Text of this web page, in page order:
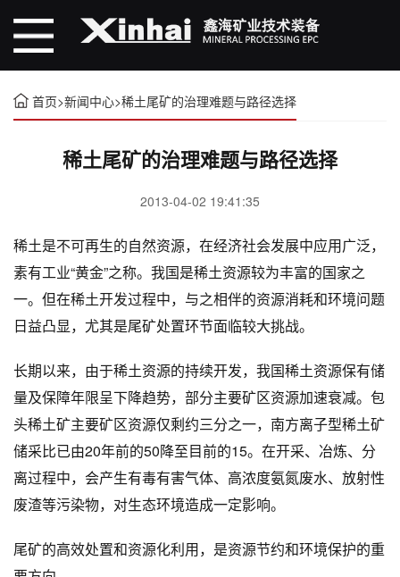
首页>新闻中心>稀土尾矿的治理难题与路径选择
稀土尾矿的治理难题与路径选择
2013-04-02 19:41:35
稀土是不可再生的自然资源，在经济社会发展中应用广泛，
素有工业“黄金”之称。我国是稀土资源较为丰富的国家之
一。但在稀土开发过程中，与之相伴的资源消耗和环境问题
日益凸显，尤其是尾矿处置环节面临较大挑战。
长期以来，由于稀土资源的持续开发，我国稀土资源保有储
量及保障年限呈下降趋势，部分主要矿区资源加速衰减。包
头稀土矿主要矿区资源仅剩约三分之一，南方离子型稀土矿
储采比已由20年前的50降至目前的15。在开采、冶炼、分
离过程中，会产生有毒有害气体、高浓度氨氮废水、放射性
废渣等污染物，对生态环境造成一定影响。
尾矿的高效处置和资源化利用，是资源节约和环境保护的重